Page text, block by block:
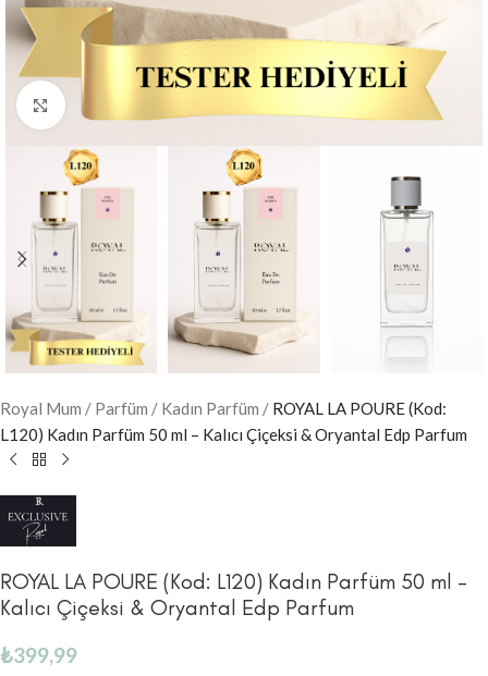
Büyütmek için tıklayın
Royal Mum / Parfüm / Kadın Parfüm / ROYAL LA POURE (Kod:
L120) Kadın Parfüm 50 ml – Kalıcı Çiçeksi & Oryantal Edp Parfum
ROYAL LA POURE (Kod: L120) Kadın Parfüm 50 ml –
Kalıcı Çiçeksi & Oryantal Edp Parfum
₺399,99